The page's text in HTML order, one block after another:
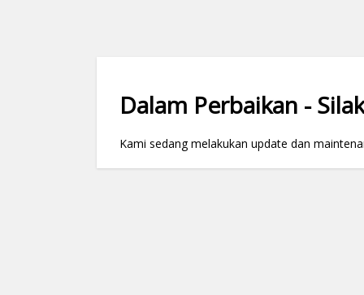
Dalam Perbaikan -
Kami sedang melakukan update dan